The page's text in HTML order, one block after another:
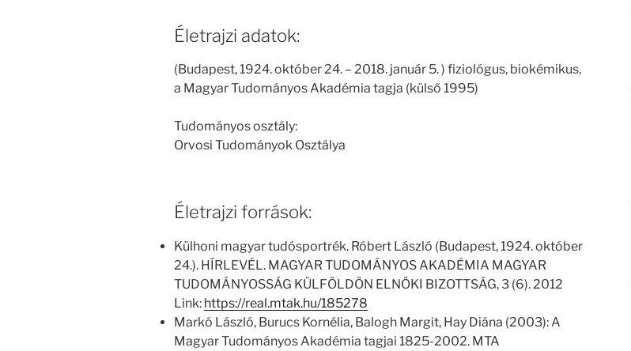
Életrajzi adatok:
(Budapest, 1924. október 24. – 2018. január 5. ) fiziológus, biokémikus,
a Magyar Tudományos Akadémia tagja (külső 1995)
Tudományos osztály:
Orvosi Tudományok Osztálya
Életrajzi források:
Külhoni magyar tudósportrék. Róbert László (Budapest, 1924. október
24.). HÍRLEVÉL. MAGYAR TUDOMÁNYOS AKADÉMIA MAGYAR
TUDOMÁNYOSSÁG KÜLFÖLDÖN ELNÖKI BIZOTTSÁG, 3 (6). 2012
Link: https://real.mtak.hu/185278
Markó László, Burucs Kornélia, Balogh Margit, Hay Diána (2003): A
Magyar Tudományos Akadémia tagjai 1825-2002. MTA